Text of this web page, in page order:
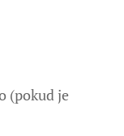
(pokud je